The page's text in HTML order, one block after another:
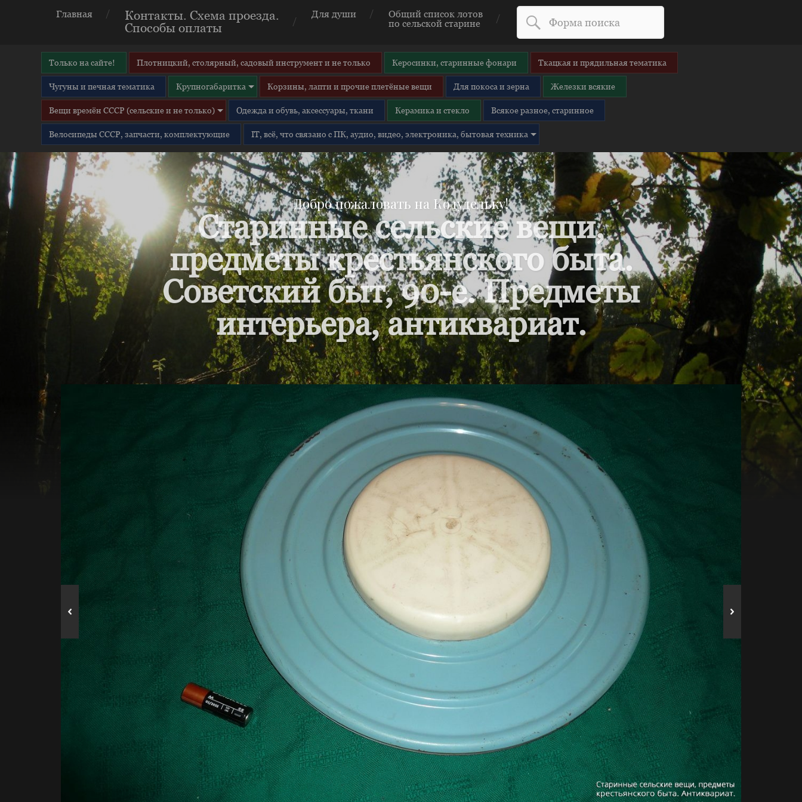
Главная
Контакты. Схема проезда.
Способы оплаты
Для души
Общий список лотов
по сельской старине
Только на сайте! Плотницкий, столярный, садовый инструмент и не только Керосинки, старинные фонари Ткацкая и прядильная тематика
Чугуны и печная тематика Крупногабаритка Корзины, лапти и прочие плетёные вещи Для покоса и зерна Железки всякие
Вещи времён СССР (сельские и не только) Одежда и обувь, аксессуары, ткани Керамика и стекло Всякое разное, старинное
Велосипеды СССР, запчасти, комплектующие IT, всё, что связано с ПК, аудио, видео, электроника, бытовая техника
Добро пожаловать на Кодудельку!
Старинные сельские вещи,
предметы крестьянского быта.
Советский быт, 90-е. Предметы
интерьера, антиквариат.